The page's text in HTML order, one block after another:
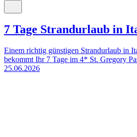
7 Tage Strandurlaub in
Einem richtig günstigen Strandurlaub in
bekommt Ihr 7 Tage im 4* St. Gregory
25.06.2026